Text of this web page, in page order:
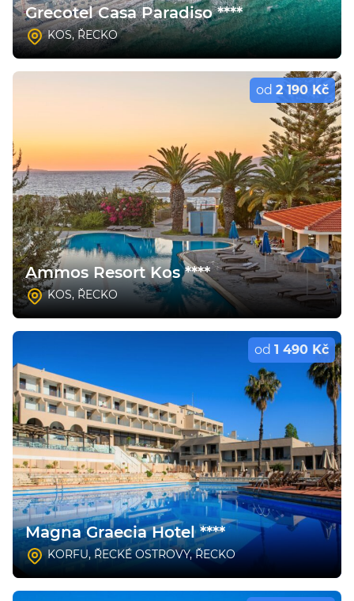
Grecotel Casa Paradiso ****
KOS,ŘECKO
od 2 190 Kč
Ammos Resort Kos ****
KOS,ŘECKO
od 1 490 Kč
Magna Graecia Hotel ****
KORFU,ŘECKÉ OSTROVY,ŘECKO